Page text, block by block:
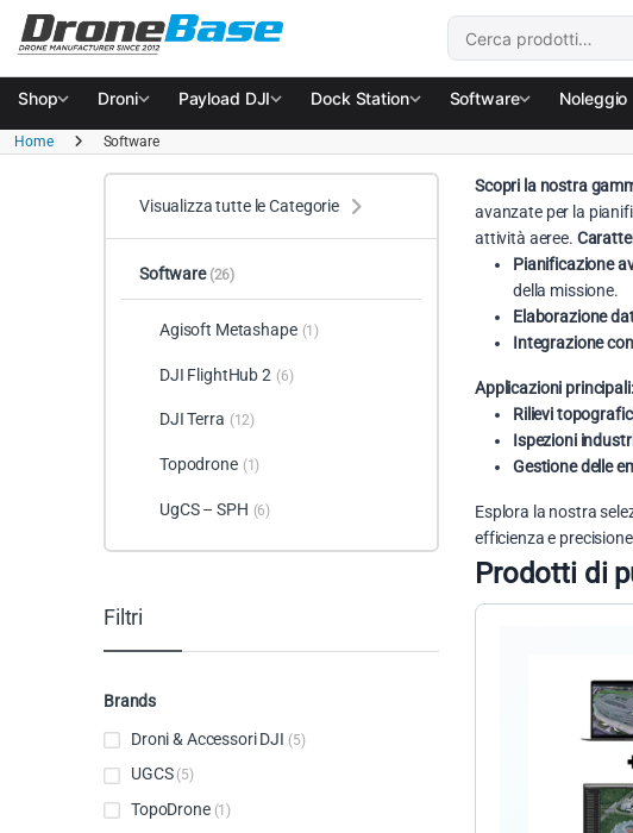
Salta alla navigazione
Salta al contenuto
Cerca:
Shop Droni Payload DJI Dock Station Software Noleggio
Home Software
Scopri la nostra
avanzate per la
attività aeree.
Pianificazione
della missione.
Elaborazione
Integrazione
Applicazioni principali:
Rilievi
Ispezioni
Gestione delle
Esplora la nostra
efficienza e
Prodotti di
Visualizza tutte le Categorie
Software (26)
Agisoft Metashape (1)
DJI FlightHub 2 (6)
DJI Terra (12)
Topodrone (1)
UgCS – SPH (6)
Filtri
Brands
Droni & Accessori DJI (5)
UGCS (5)
TopoDrone (1)